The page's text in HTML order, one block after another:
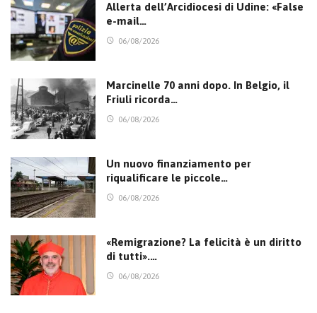
Allerta dell’Arcidiocesi di Udine: «False
e-mail…
06/08/2026
Marcinelle 70 anni dopo. In Belgio, il
Friuli ricorda…
06/08/2026
Un nuovo finanziamento per
riqualificare le piccole…
06/08/2026
«Remigrazione? La felicità è un diritto
di tutti».…
06/08/2026